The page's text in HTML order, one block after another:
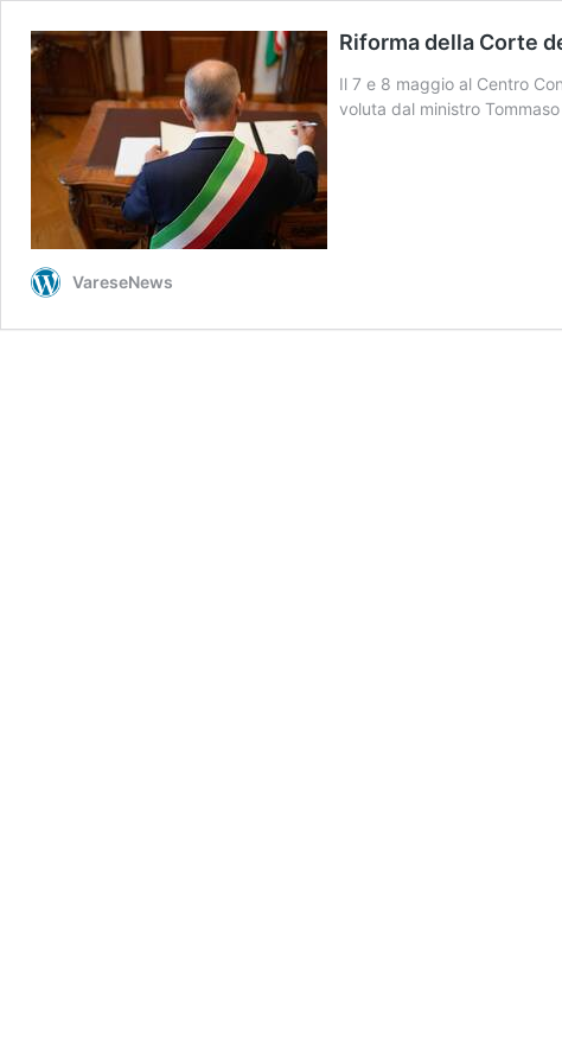
Riforma della Corte
Il 7 e 8 maggio al Centro
voluta dal ministro
VareseNews